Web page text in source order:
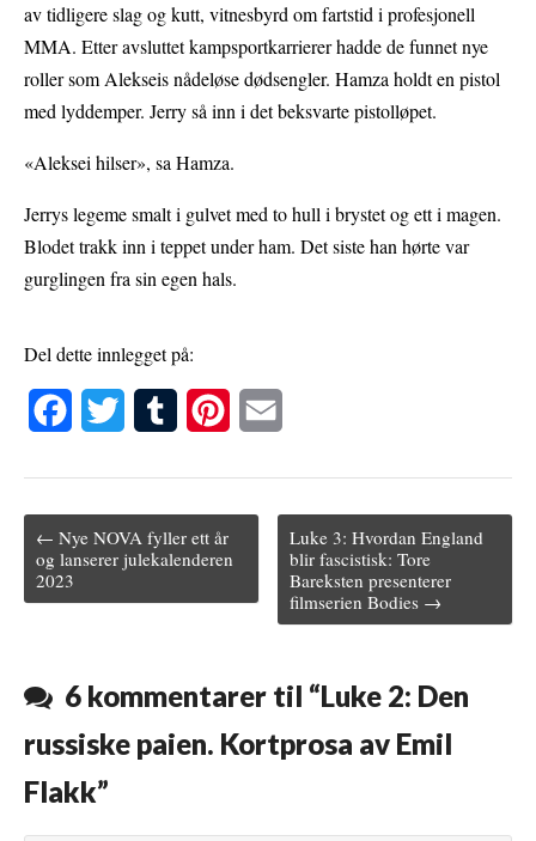
av tidligere slag og kutt, vitnesbyrd om fartstid i profesjonell
MMA. Etter avsluttet kampsportkarrierer hadde de funnet nye
roller som Alekseis nådeløse dødsengler. Hamza holdt en pistol
med lyddemper. Jerry så inn i det beksvarte pistolløpet.
«Aleksei hilser», sa Hamza.
Jerrys legeme smalt i gulvet med to hull i brystet og ett i magen.
Blodet trakk inn i teppet under ham. Det siste han hørte var
gurglingen fra sin egen hals.
Del dette innlegget på:
e
b
k
t
b
s
t
Post navigation
← Nye NOVA fyller ett år
og lanserer julekalenderen
2023
Luke 3: Hvordan England
blir fascistisk: Tore
Bareksten presenterer
filmserien Bodies →
6 kommentarer til “Luke 2: Den
russiske paien. Kortprosa av Emil
Flakk”